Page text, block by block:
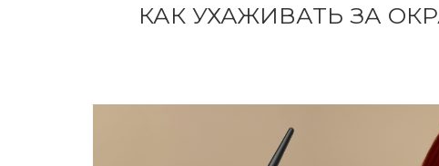
КАК УХАЖИВАТЬ ЗА